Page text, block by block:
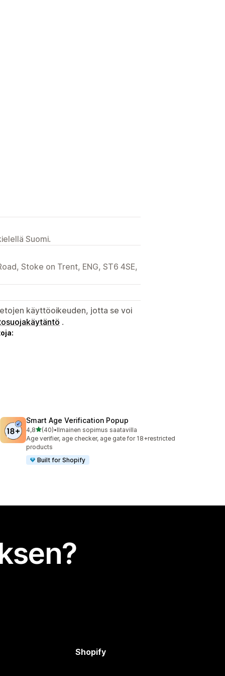
Suomi.
Stoke on Trent, ENG, ST6 4SE,
käyttöoikeuden, jotta se voi
.
Smart Age Verification Popup
4,8/ 5 tähteä
(40)
40 arvostelua yhteensä
•Ilmainen sopimus saatavilla
Age verifier, age checker, age gate for 18+restricted
products
Built for Shopify
Shopify